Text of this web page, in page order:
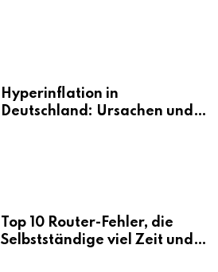
Hyperinflation in
Deutschland: Ursachen und
Top 10 Router-Fehler, die
Selbstständige viel Zeit und